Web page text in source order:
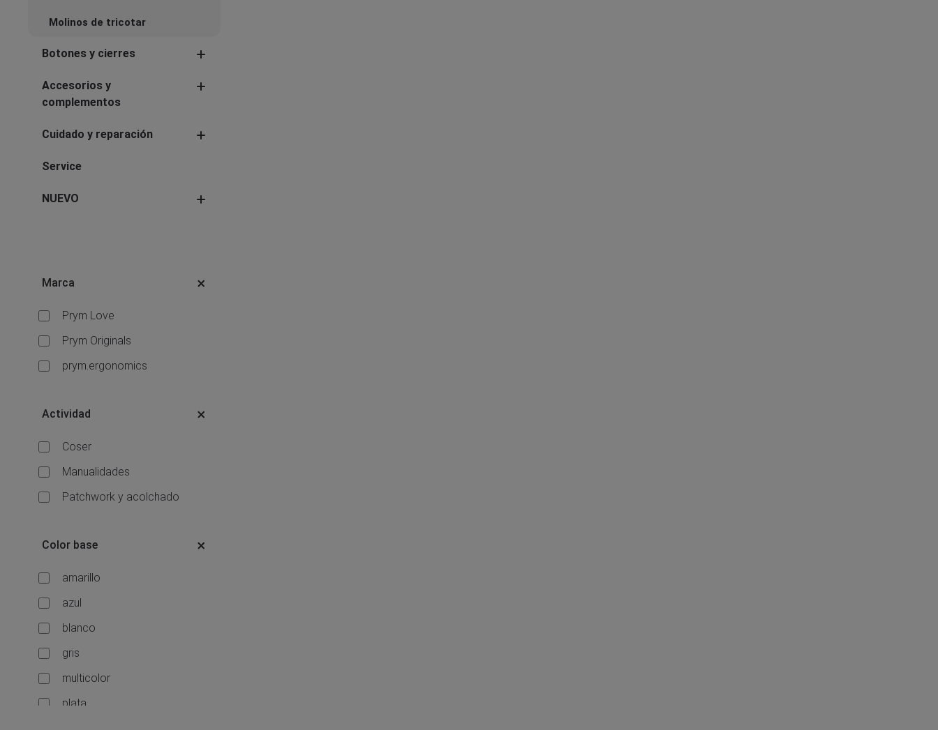
Molinos de tricotar
Botones y cierres
Accesorios y
complementos
Cuidado y reparación
Service
NUEVO
Marca
Prym Love
Prym Originals
prym.ergonomics
Actividad
Coser
Manualidades
Patchwork y acolchado
Color base
amarillo
azul
blanco
gris
multicolor
plata